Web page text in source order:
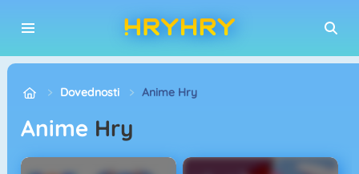
Dovednosti Anime Hry
Anime Hry